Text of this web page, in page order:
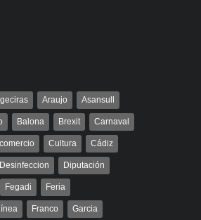
Araujo Asansull
Balona Brexit Carnaval
comercio Cultura Cádiz
Desinfeccion Diputación
Fegadi Feria
Franco Garcia